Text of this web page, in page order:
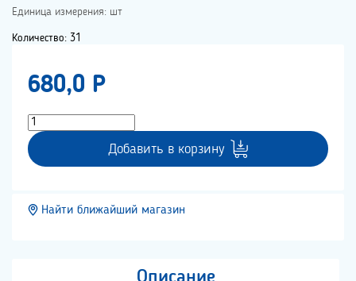
Единица измерения: шт
Количество: 31
680,0 P
Добавить в корзину
Найти ближайший магазин